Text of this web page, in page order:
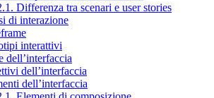
Differenza tra scenari e user stories
di interazione
interattivi
dell’interfaccia
dell’interfaccia
dell’interfaccia